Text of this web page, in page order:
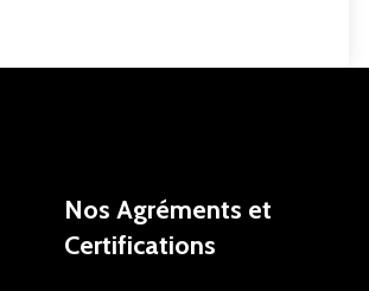
Nos Agréments et
Certifications